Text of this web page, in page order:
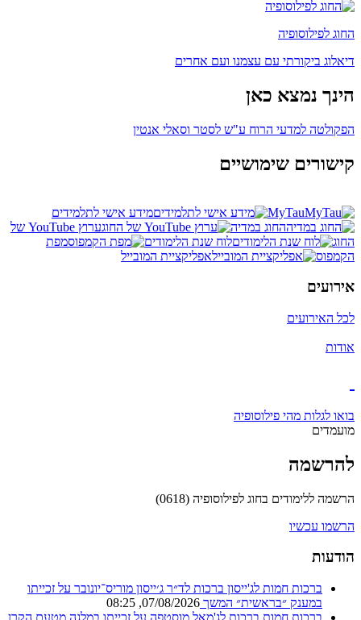
החוג לפילוסופיה
דיאלוג ביקורתי עם עצמנו ועם אחרים
הינך נמצא כאן
הפקולטה למדעי הרוח ע"ש לסטר וסאלי אנטין
קישורים שימושיים
MyTau
מידע אישי לתלמידים
החוג במדיה
ערוץ YouTube של
החוג
לוח שנת הלימודים
מפת
הקמפוס
אפליקציית המובייל
אירועים
לכל האירועים
אודות
בואו לגלות מהי פילוסופיה
מועמדים
להרשמה
הרשמה ללימודים בחוג לפילוסופיה (0618)
הרשמו עכשיו
הודעות
ברכות חמות לג'ייסון ברכות לד״ר ג׳ייסון מוריס־יונובר על זכייתו
במענק ״בראשית״ המשך 07/08/2026, 08:25